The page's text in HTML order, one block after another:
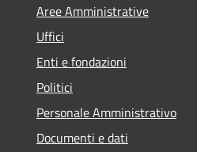
Aree Amministrative
Uffici
Enti e fondazioni
Politici
Personale Amministrativo
Documenti e dati